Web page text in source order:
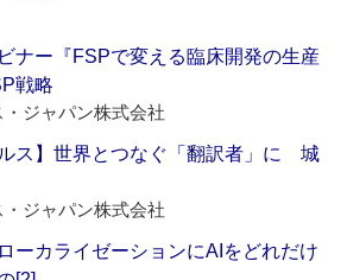
ナー『FSPで変える臨床開発の生産
戦略
ジャパン株式会社
ルス】世界とつなぐ「翻訳者」に 城
ジャパン株式会社
ーカライゼーションにAIをどれだけ